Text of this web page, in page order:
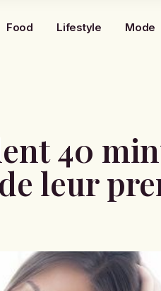
Food Lifestyle Mode
40
leur